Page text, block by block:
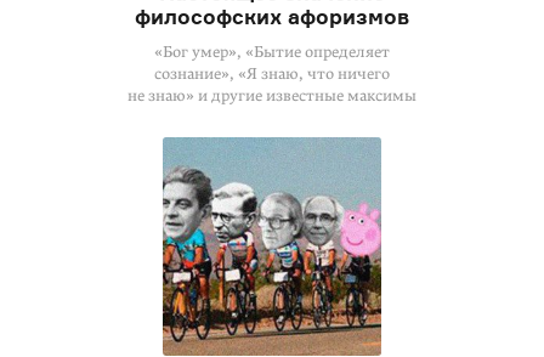
философских афоризмов
«Бог умер», «Бытие определяет
сознание», «Я знаю, что ничего
не знаю» и другие известные максимы